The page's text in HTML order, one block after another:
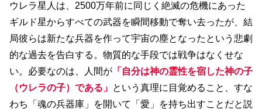
ウレラ星人は、2500万年前に同じく絶滅の危機にあった
ギルド星からすべての武器を瞬間移動で奪い去ったが、結
局彼らは新たな兵器を作って宇宙の塵となったという悲劇
的な過去を告白する。物質的な手段では戦争はなくせな
い。必要なのは、人間が 「自分は神の霊性を宿した神の子
（ウレラの子）である」 という真理に目覚めること、すな
わち「魂の兵器庫」を開いて「愛」を持ち出すことだと説